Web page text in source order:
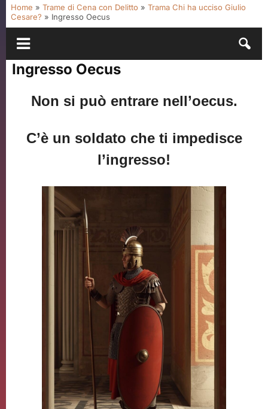
Home » Trame di Cena con Delitto » Trama Chi ha ucciso Giulio
Cesare? » Ingresso Oecus
Ingresso Oecus
Non si può entrare nell’oecus.
C’è un soldato che ti impedisce
l’ingresso!